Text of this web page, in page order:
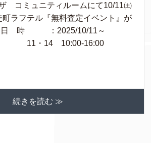
コミュニティルームにて10/11㈯
ラフテル『無料査定イベント』が
日 時 ：2025/10/11～
14 10:00-16:00
続きを読む ≫